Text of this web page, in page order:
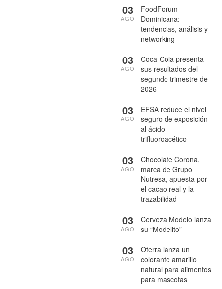
FoodForum
Dominicana:
tendencias, análisis y
networking
03
AGO
Coca-Cola presenta
sus resultados del
segundo trimestre de
2026
03
AGO
EFSA reduce el nivel
seguro de exposición
al ácido
trifluoroacético
03
AGO
Chocolate Corona,
marca de Grupo
Nutresa, apuesta por
el cacao real y la
trazabilidad
03
AGO
Cerveza Modelo lanza
su “Modelito”
03
AGO
Oterra lanza un
colorante amarillo
natural para alimentos
para mascotas
03
AGO